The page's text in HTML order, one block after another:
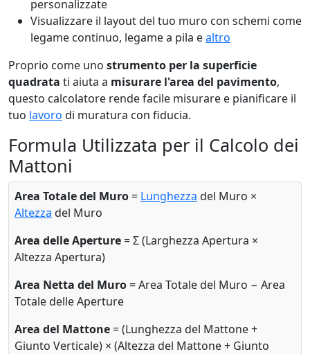
personalizzate
Visualizzare il layout del tuo muro con schemi come
legame continuo, legame a pila ealtro
Proprio come uno strumento per la superficie
quadrata ti aiuta a misurare l'area del pavimento,
questo calcolatore rende facile misurare e pianificare il
tuo lavoro di muratura con fiducia.
Formula Utilizzata per il Calcolo dei
Mattoni
Area Totale del Muro= Lunghezza del Muro ×
Altezza del Muro
Area delle Aperture= Σ (Larghezza Apertura ×
Altezza Apertura)
Area Netta del Muro= Area Totale del Muro − Area
Totale delle Aperture
Area del Mattone= (Lunghezza del Mattone +
Giunto Verticale) × (Altezza del Mattone + Giunto